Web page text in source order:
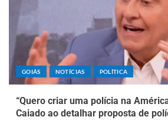
GOIÁS NOTÍCIAS POLÍTICA
“Quero criar uma polícia na
Caiado ao detalhar proposta de